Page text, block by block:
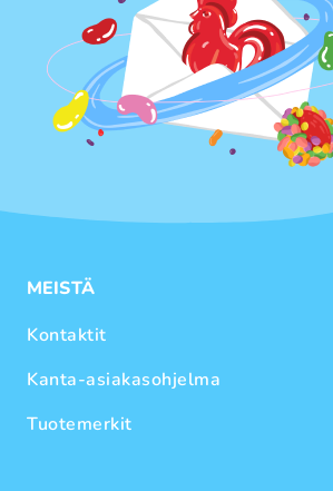
MEISTÄ
Kontaktit
Kanta-asiakasohjelma
Tuotemerkit